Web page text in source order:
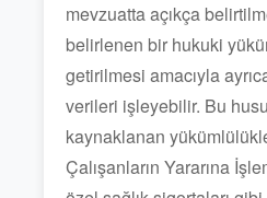
mevzuatta açıkça
belirlenen bir hukuki
getirilmesi amacıyla
verileri işleyebilir. Bu
kaynaklanan
Çalışanların Yararına